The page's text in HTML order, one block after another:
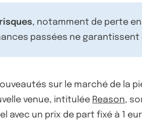
, notamment de perte
passées ne
sur le marché de la
venue, intitulée Reason,
avec un prix de part fixé à 1